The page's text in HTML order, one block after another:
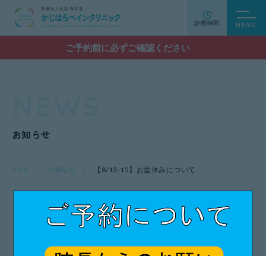
診療時間
ご予約前に必ずご確認ください
お知らせ
TOP お知らせ 【8/13-15】お盆休みについて
【8/13-15】お盆休みについて